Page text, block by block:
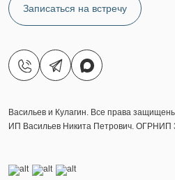
Записаться на встречу
Васильев и Кулагин. Все права
ИП Васильев Никита Петрович. ОГРНИП